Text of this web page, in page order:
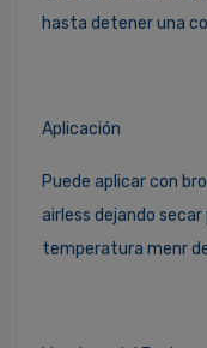
hasta detener una
Aplicación
Puede aplicar con
airless dejando
temperatura menr